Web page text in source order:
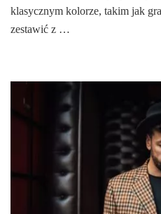
klasycznym kolorze, takim jak
zestawić z …